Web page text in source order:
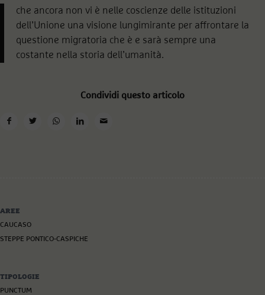
che ancora non vi è nelle coscienze delle istituzioni
dell’Unione una visione lungimirante per affrontare la
questione migratoria che è e sarà sempre una
costante nella storia dell’umanità.
Condividi questo articolo
AREE
CAUCASO
STEPPE PONTICO-CASPICHE
TIPOLOGIE
PUNCTUM